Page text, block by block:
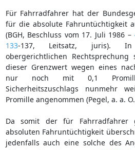
Für Fahrradfahrer hat der
für die absolute Fahruntüchtigkeit
(BGH, Beschluss vom 17. Juli 1986 –
133-137, Leitsatz, juris). In
obergerichtlichen
dieser Grenzwert wegen eines
nur noch mit 0,1
Sicherheitszuschlags nunmehr
Promille angenommen (Pegel, a. a.
Da somit der für Fahrradfahrer
absoluten Fahruntüchtigkeit
jedenfalls auch eine solche des